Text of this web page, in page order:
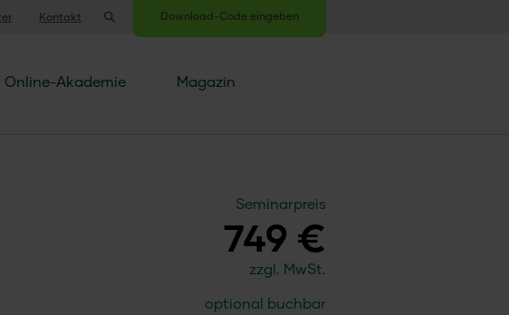
Kontakt Download-Code eingeben
Online-Akademie Magazin
Seminarpreis
749 €
zzgl. MwSt.
optional buchbar